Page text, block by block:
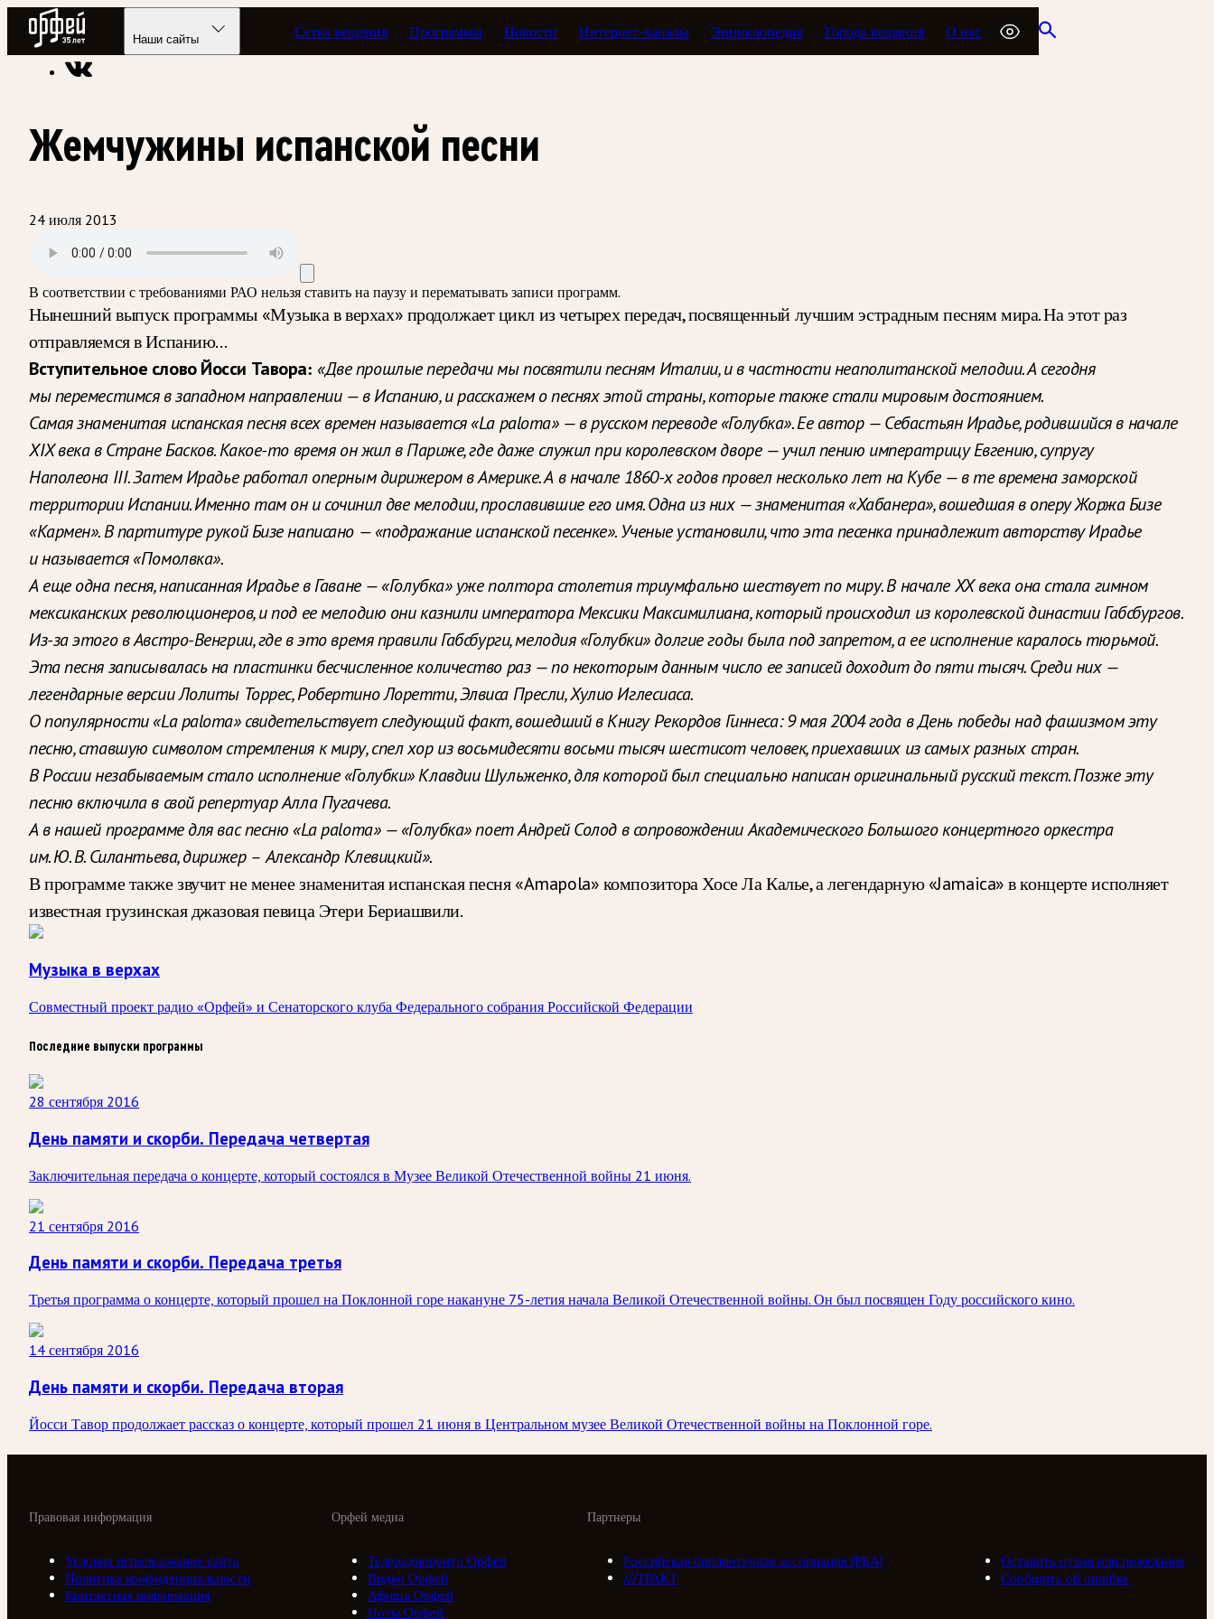
Радио Орфей
Наши сайты Сетка вещания Программы Новости Интернет-каналы Энциклопедия Города вещания О нас
Радио классической музыки «Орфей» Подкасты Музыка в верхах
Жемчужины испанской песни
24 июля 2013
В соответствии с требованиями РАО нельзя ставить на паузу и перематывать записи программ.
Нынешний выпуск программы «Музыка в верхах» продолжает цикл из четырех передач, посвященный лучшим эстрадным песням мира. На этот раз
отправляемся в Испанию…
Вступительное слово Йосси Тавора: «Две прошлые передачи мы посвятили песням Италии, и в частности неаполитанской мелодии. А сегодня
мы переместимся в западном направлении — в Испанию, и расскажем о песнях этой страны, которые также стали мировым достоянием.
Самая знаменитая испанская песня всех времен называется «La paloma» — в русском переводе «Голубка». Ее автор — Себастьян Ирадье, родившийся в начале
XIX века в Стране Басков. Какое-то время он жил в Париже, где даже служил при королевском дворе — учил пению императрицу Евгению, супругу
Наполеона III. Затем Ирадье работал оперным дирижером в Америке. А в начале 1860-х годов провел несколько лет на Кубе — в те времена заморской
территории Испании. Именно там он и сочинил две мелодии, прославившие его имя. Одна из них — знаменитая «Хабанера», вошедшая в оперу Жоржа Бизе
«Кармен». В партитуре рукой Бизе написано — «подражание испанской песенке». Ученые установили, что эта песенка принадлежит авторству Ирадье
и называется «Помолвка».
А еще одна песня, написанная Ирадье в Гаване — «Голубка» уже полтора столетия триумфально шествует по миру. В начале ХХ века она стала гимном
мексиканских революционеров, и под ее мелодию они казнили императора Мексики Максимилиана, который происходил из королевской династии Габсбургов.
Из-за этого в Австро-Венгрии, где в это время правили Габсбурги, мелодия «Голубки» долгие годы была под запретом, а ее исполнение каралось тюрьмой.
Эта песня записывалась на пластинки бесчисленное количество раз — по некоторым данным число ее записей доходит до пяти тысяч. Среди них —
легендарные версии Лолиты Торрес, Робертино Лоретти, Элвиса Пресли, Хулио Иглесиаса.
О популярности «La paloma» свидетельствует следующий факт, вошедший в Книгу Рекордов Гиннеса: 9 мая 2004 года в День победы над фашизмом эту
песню, ставшую символом стремления к миру, спел хор из восьмидесяти восьми тысяч шестисот человек, приехавших из самых разных стран.
В России незабываемым стало исполнение «Голубки» Клавдии Шульженко, для которой был специально написан оригинальный русский текст. Позже эту
песню включила в свой репертуар Алла Пугачева.
А в нашей программе для вас песню «La paloma» — «Голубка» поетАндрей Солод в сопровожденииАкадемического Большого концертного оркестра
им. Ю. В. Силантьева, дирижер – Александр Клевицкий».
В программе также звучит не менее знаменитая испанская песня «Amapola» композитора Хосе Ла Калье, а легендарную «Jamaica» в концерте исполняет
известная грузинская джазовая певица Этери Бериашвили.
Музыка в верхах
Совместный проект радио «Орфей» и Сенаторского клуба Федерального собрания Российской Федерации
Последние выпуски программы
28 сентября 2016
День памяти и скорби. Передача четвертая
Заключительная передача о концерте, который состоялся в Музее Великой Отечественной войны 21 июня.
21 сентября 2016
День памяти и скорби. Передача третья
Третья программа о концерте, который прошел на Поклонной горе накануне 75-летия начала Великой Отечественной войны. Он был посвящен Году российского кино.
14 сентября 2016
День памяти и скорби. Передача вторая
Йосси Тавор продолжает рассказ о концерте, который прошел 21 июня в Центральном музее Великой Отечественной войны на Поклонной горе.
Орфей медиа
Телерадиоцентр Орфей
Видео Орфей
Афиша Орфей
Ноты Орфей
Партнеры
Российская библиотечная ассоциация (РБА)
///ТРАКТ
Правовая информация
Условия использования сайта
Политика конфиденциальности
Контактная информация
Оставить отзыв или пожелание
Сообщить об ошибке